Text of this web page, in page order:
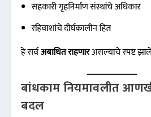
सहकारी गृहनिर्माण संस्थांचे अधिकार
रहिवाशांचे दीर्घकालीन हित
हे सर्वअबाधित राहणारअसल्याचे स्पष्ट
बांधकाम नियमावलीत
बदल